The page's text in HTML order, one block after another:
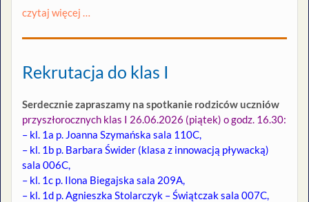
czytaj więcej …
Rekrutacja do klas I
Serdecznie zapraszamy na spotkanie rodziców uczniów
przyszłorocznych klas I 26.06.2026 (piątek) o godz. 16.30:
– kl. 1a p. Joanna Szymańska sala 110C,
– kl. 1b p. Barbara Świder (klasa z innowacją pływacką)
sala 006C,
– kl. 1c p. Ilona Biegajska sala 209A,
– kl. 1d p. Agnieszka Stolarczyk – Świątczak sala 007C,